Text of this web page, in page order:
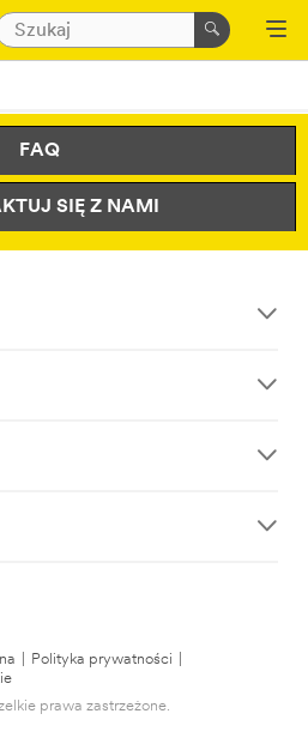
FAQ
SIĘ Z NAMI
Polityka prywatności
prawa zastrzeżone.